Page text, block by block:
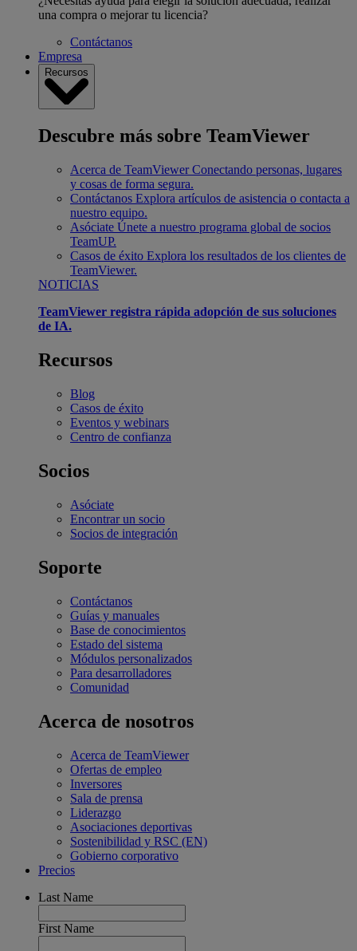
una compra o mejorar tu licencia?
Contáctanos
Empresa
Recursos
Descubre más sobre TeamViewer
Acerca de TeamViewer Conectando personas, lugares
y cosas de forma segura.
Contáctanos Explora artículos de asistencia o contacta a
nuestro equipo.
Asóciate Únete a nuestro programa global de socios
TeamUP.
Casos de éxito Explora los resultados de los clientes de
TeamViewer.
NOTICIAS
TeamViewer registra rápida adopción de sus soluciones
de IA.
Recursos
Blog
Casos de éxito
Eventos y webinars
Centro de confianza
Socios
Asóciate
Encontrar un socio
Socios de integración
Soporte
Contáctanos
Guías y manuales
Base de conocimientos
Estado del sistema
Módulos personalizados
Para desarrolladores
Comunidad
Acerca de nosotros
Acerca de TeamViewer
Ofertas de empleo
Inversores
Sala de prensa
Liderazgo
Asociaciones deportivas
Sostenibilidad y RSC (EN)
Gobierno corporativo
Precios
Last Name
First Name